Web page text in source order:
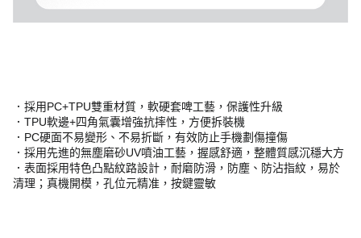
．採用PC+TPU雙重材質，軟硬套啤工藝，保護性升級
．TPU軟邊+四角氣囊增強抗摔性，方便拆裝機
．PC硬面不易變形、不易折斷，有效防止手機劃傷撞傷
．採用先進的無塵磨砂UV噴油工藝，握感舒適，整體質感沉穩大方
．表面採用特色凸點紋路設計，耐磨防滑，防塵、防沾指紋，易於
清理；真機開模，孔位元精准，按鍵靈敏